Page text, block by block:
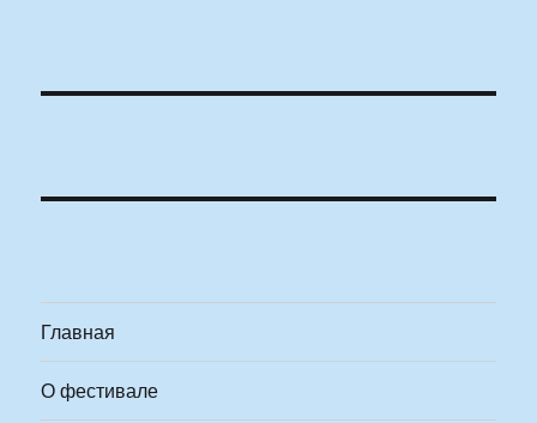
Главная
О фестивале